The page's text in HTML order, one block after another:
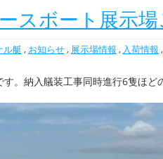
スボート展示
ル艇 , お知らせ, 展示場情報 , 入荷情報
。納入艤装工事同時進行6隻ほど